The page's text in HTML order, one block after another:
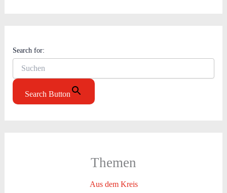
Search for:
Search Button
Themen
Aus dem Kreis